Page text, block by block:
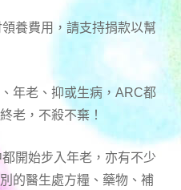
養費用，請支持捐款以幫
年老、抑或生病，ARC都
老，不殺不棄！
開始步入年老，亦有不少
的醫生處方糧、藥物、補